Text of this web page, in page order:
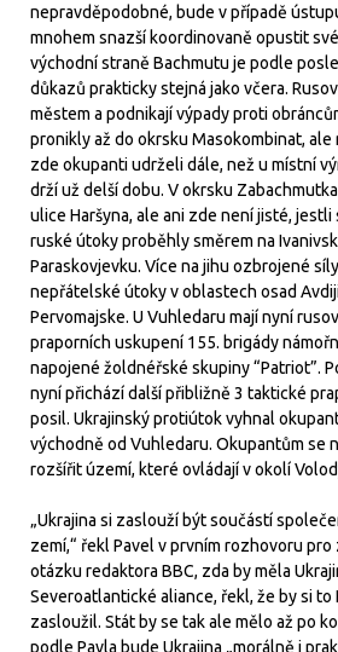
nepravděpodobné, bude v případě
mnohem snazší koordinovaně opustit
východní straně Bachmutu je podle
důkazů prakticky stejná jako včera.
městem a podnikají výpady proti
pronikly až do okrsku Masokombinat, ale
zde okupanti udrželi dále, než u místní
drží už delší dobu. V okrsku
ulice Haršyna, ale ani zde není jisté,
ruské útoky proběhly směrem na
Paraskovjevku. Více na jihu ozbrojené
nepřátelské útoky v oblastech osad
Pervomajske. U Vuhledaru mají nyní
praporních uskupení 155. brigády
napojené žoldnéřské skupiny “Patriot”.
nyní přichází další přibližně 3 taktické
posil. Ukrajinský protiútok vyhnal
východně od Vuhledaru. Okupantům se
rozšířit území, které ovládají v okolí
„Ukrajina si zaslouží být součástí
zemí,“ řekl Pavel v prvním rozhovoru pro
otázku redaktora BBC, zda by měla
Severoatlantické aliance, řekl, že by si to
zasloužil. Stát by se tak ale mělo až po
podle Pavla bude Ukrajina „morálně i